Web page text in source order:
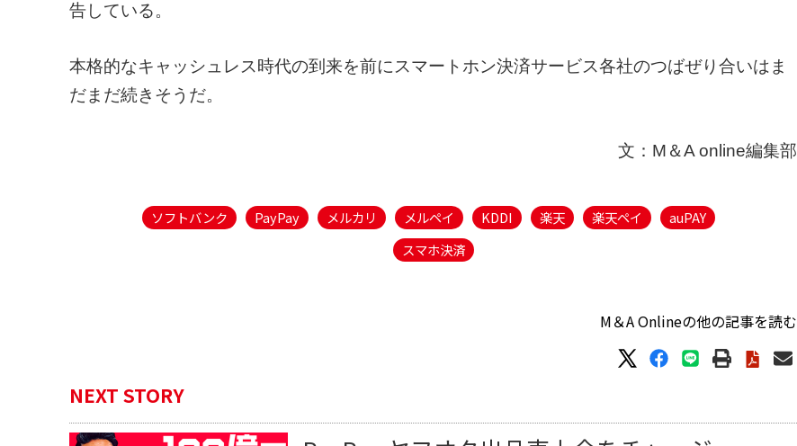
告している。
本格的なキャッシュレス時代の到来を前にスマートホン決済サービス各社のつばぜり合いはま
だまだ続きそうだ。
文：M＆A online編集部
ソフトバンク PayPay メルカリ メルペイ KDDI 楽天 楽天ペイ
auPAY
スマホ決済
M＆A Onlineの他の記事を読む
NEXT STORY